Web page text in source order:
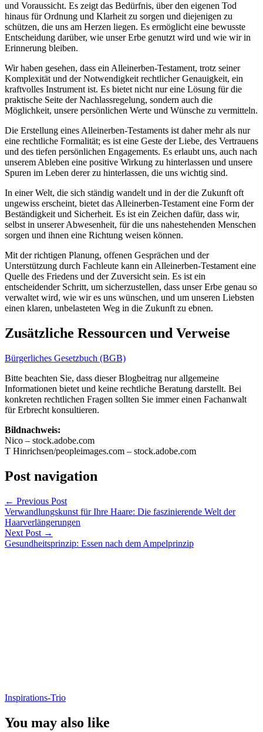
und Voraussicht. Es zeigt das Bedürfnis, über den eigenen Tod
hinaus für Ordnung und Klarheit zu sorgen und diejenigen zu
schützen, die uns am Herzen liegen. Es ermöglicht eine bewusste
Entscheidung darüber, wie unser Erbe genutzt wird und wie wir in
Erinnerung bleiben.
Wir haben gesehen, dass ein Alleinerben-Testament, trotz seiner
Komplexität und der Notwendigkeit rechtlicher Genauigkeit, ein
kraftvolles Instrument ist. Es bietet nicht nur eine Lösung für die
praktische Seite der Nachlassregelung, sondern auch die
Möglichkeit, unsere persönlichen Werte und Wünsche zu vermitteln.
Die Erstellung eines Alleinerben-Testaments ist daher mehr als nur
eine rechtliche Formalität; es ist eine Geste der Liebe, des Vertrauens
und des tiefen persönlichen Engagements. Es erlaubt uns, auch nach
unserem Ableben eine positive Wirkung zu hinterlassen und unsere
Spuren im Leben derer zu hinterlassen, die uns wichtig sind.
In einer Welt, die sich ständig wandelt und in der die Zukunft oft
ungewiss erscheint, bietet das Alleinerben-Testament eine Form der
Beständigkeit und Sicherheit. Es ist ein Zeichen dafür, dass wir,
selbst in unserer Abwesenheit, für die uns nahestehenden Menschen
sorgen und ihnen eine Richtung weisen können.
Mit der richtigen Planung, offenen Gesprächen und der
Unterstützung durch Fachleute kann ein Alleinerben-Testament eine
Quelle des Friedens und der Zuversicht sein. Es ist ein
entscheidender Schritt, um sicherzustellen, dass unser Erbe genau so
verwaltet wird, wie wir es uns wünschen, und um unseren Liebsten
einen klaren, unbelasteten Weg in die Zukunft zu ebnen.
Zusätzliche Ressourcen und Verweise
Bürgerliches Gesetzbuch (BGB)
Bitte beachten Sie, dass dieser Blogbeitrag nur allgemeine
Informationen bietet und keine rechtliche Beratung darstellt. Bei
konkreten rechtlichen Fragen sollten Sie immer einen Fachanwalt
für Erbrecht konsultieren.
Bildnachweis:
Nico – stock.adobe.com
T Hinrichsen/peopleimages.com – stock.adobe.com
Post navigation
← Previous Post
Verwandlungskunst für Ihre Haare: Die faszinierende Welt der
Haarverlängerungen
Next Post →
Gesundheitsprinzip: Essen nach dem Ampelprinzip
Inspirations-Trio
You may also like